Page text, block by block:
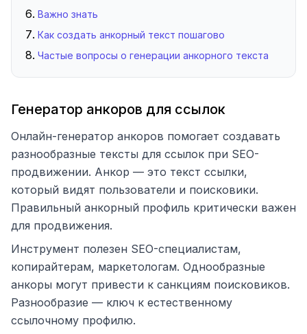
Важно знать
Как создать анкорный текст пошагово
Частые вопросы о генерации анкорного текста
Генератор анкоров для ссылок
Онлайн-генератор анкоров помогает создавать
разнообразные тексты для ссылок при SEO-
продвижении. Анкор — это текст ссылки,
который видят пользователи и поисковики.
Правильный анкорный профиль критически важен
для продвижения.
Инструмент полезен SEO-специалистам,
копирайтерам, маркетологам. Однообразные
анкоры могут привести к санкциям поисковиков.
Разнообразие — ключ к естественному
ссылочному профилю.